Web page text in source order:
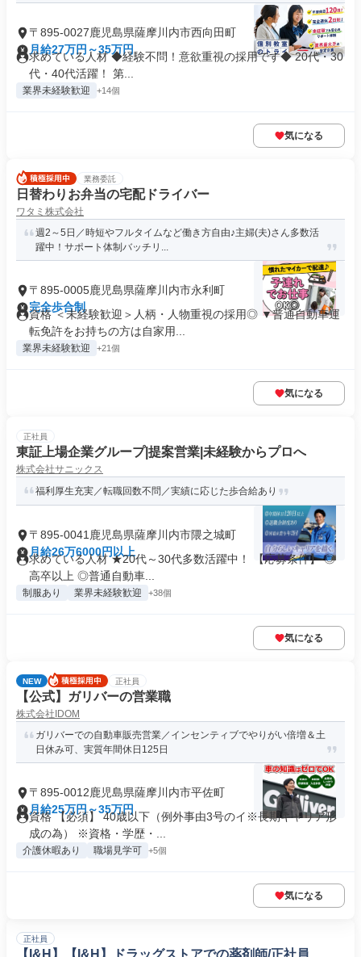
〒895-0027鹿児島県薩摩川内市西向田町
月給27万円～35万円
求めている人材 ◆経験不問！意欲重視の採用です◆ 20代・30
代・40代活躍！ 第...
業界未経験歓迎 +14個
気になる
業務委託
日替わりお弁当の宅配ドライバー
ワタミ株式会社
週2～5日／時短やフルタイムなど働き方自由♪主婦(夫)さん多数活
躍中！サポート体制バッチリ...
〒895-0005鹿児島県薩摩川内市永利町
完全歩合制
資格 ＜未経験歓迎＞人柄・人物重視の採用◎ ▼普通自動車運
転免許をお持ちの方は自家用...
業界未経験歓迎 +21個
気になる
正社員
東証上場企業グループ|提案営業|未経験からプロへ
株式会社サニックス
福利厚生充実／転職回数不問／実績に応じた歩合給あり
〒895-0041鹿児島県薩摩川内市隈之城町
月給26万6000円以上
求めている人材 ★20代～30代多数活躍中！ 【応募条件】 ◎
高卒以上 ◎普通自動車...
制服あり 業界未経験歓迎 +38個
気になる
NEW 正社員
【公式】ガリバーの営業職
株式会社IDOM
ガリバーでの自動車販売営業／インセンティブでやりがい倍増＆土
日休み可、実質年間休日125日
〒895-0012鹿児島県薩摩川内市平佐町
月給25万円～35万円
資格 【必須】 40歳以下（例外事由3号のイ※長期キャリア形
成の為） ※資格・学歴・...
介護休暇あり 職場見学可 +5個
気になる
正社員
【I&H】【I&H】ドラッグストアでの薬剤師/正社員